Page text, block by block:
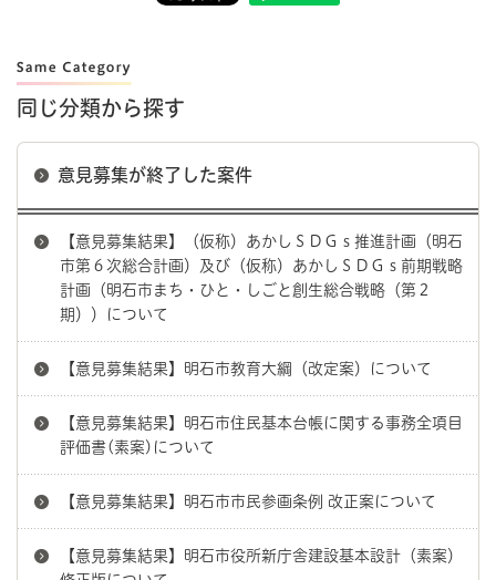
同じ分類から探す
意見募集が終了した案件
【意見募集結果】（仮称）あかしＳＤＧｓ推進計画（明石
市第６次総合計画）及び（仮称）あかしＳＤＧｓ前期戦略
計画（明石市まち・ひと・しごと創生総合戦略（第２
期））について
【意見募集結果】明石市教育大綱（改定案）について
【意見募集結果】明石市住民基本台帳に関する事務全項目
評価書(素案)について
【意見募集結果】明石市市民参画条例 改正案について
【意見募集結果】明石市役所新庁舎建設基本設計（素案）